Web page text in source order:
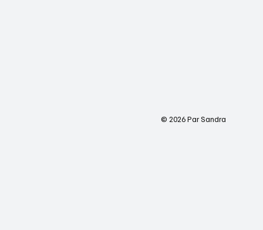
© 2026 Par Sandra